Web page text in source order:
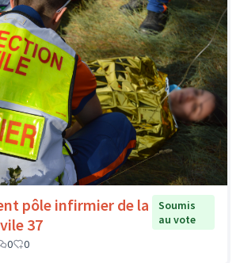
pôle infirmier de la
37
Soumis
au vote
0 0